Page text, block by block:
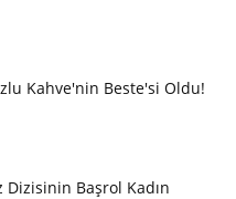
Kahve'nin Beste'si Oldu!
Dizisinin Başrol Kadın